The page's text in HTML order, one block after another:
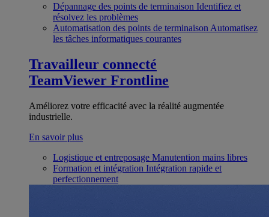
Dépannage des points de terminaison Identifiez et
résolvez les problèmes
Automatisation des points de terminaison Automatisez
les tâches informatiques courantes
Travailleur connecté
TeamViewer Frontline
Améliorez votre efficacité avec la réalité augmentée
industrielle.
En savoir plus
Logistique et entreposage Manutention mains libres
Formation et intégration Intégration rapide et
perfectionnement